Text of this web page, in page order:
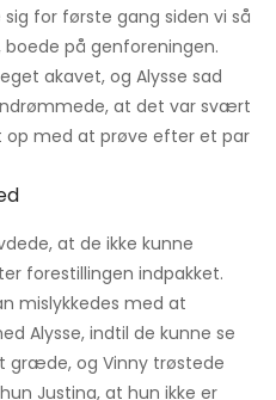
for første gang siden vi så
på genforeningen.
akavet, og Alysse sad
at det var svært
op med at prøve efter et par
at de ikke kunne
forestillingen indpakket.
mislykkedes med at
Alysse, indtil de kunne se
græde, og Vinny trøstede
Justina, at hun ikke er